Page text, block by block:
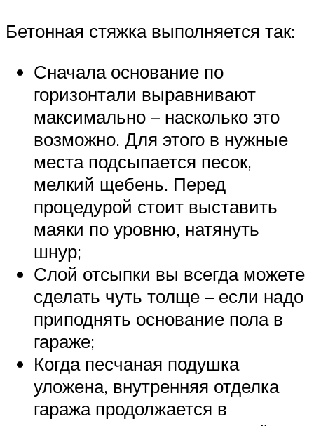
Бетонная стяжка выполняется так:
Сначала основание по
горизонтали выравнивают
максимально – насколько это
возможно. Для этого в нужные
места подсыпается песок,
мелкий щебень. Перед
процедурой стоит выставить
маяки по уровню, натянуть
шнур;
Слой отсыпки вы всегда можете
сделать чуть толще – если надо
приподнять основание пола в
гараже;
Когда песчаная подушка
уложена, внутренняя отделка
гаража продолжается в